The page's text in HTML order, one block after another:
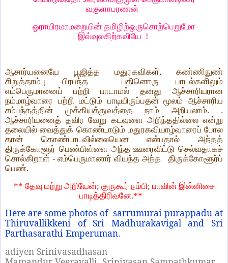
வகுளாபரணன்
ஓராயிரமாமறையின் தமிழிற்ஒருசொற்பெறுமோ
இவ்வுலகிற்கவியே !
ஆசார்யனையே பூஜித்த மதுரகவிகள், கண்ணிநுண்
சிறுத்தாம்பு பிரபந்த பதினொரு பாடல்களிலும்
எம்பெருமானைப் பற்றி பாடாமல் தனது ஆச்சாரியரான
நம்மாழ்வாரை பற்றி மட்டும் பாடியிருப்பதன் மூலம் ஆச்சாரிய
சம்பந்தத்தின் முக்கியத்துவத்தை நாம் அறியலாம். .
ஆச்சாரியனைத் தவிர வேறு கடவுளை அறிந்ததில்லை என்று
தலையில் வைத்துக் கொண்டாடும் மதுரகவியாழ்வாரைப் போல
தான் கொண்டாடவில்லையென என்பதால் அந்தத்
திருக்கோளூர் பெண்பிள்ளை அந்த ஊரைவிட்டு செல்வதாகச்
சொல்கிறாள் - எம்பெருமானார் வியந்த அந்த திருக்கோளூர்ப்
பெண்.
** தேவு மற்று அறியேன்; குருகூர் நம்பி; பாவின் இன்னிசை
பாடித்திரிவனே.**
Here are some photos of sarrumurai purappadu at
Thiruvallikkeni of Sri Madhurakavigal and Sri
Parthasarathi Emperuman.
adiyen Srinivasadhasan